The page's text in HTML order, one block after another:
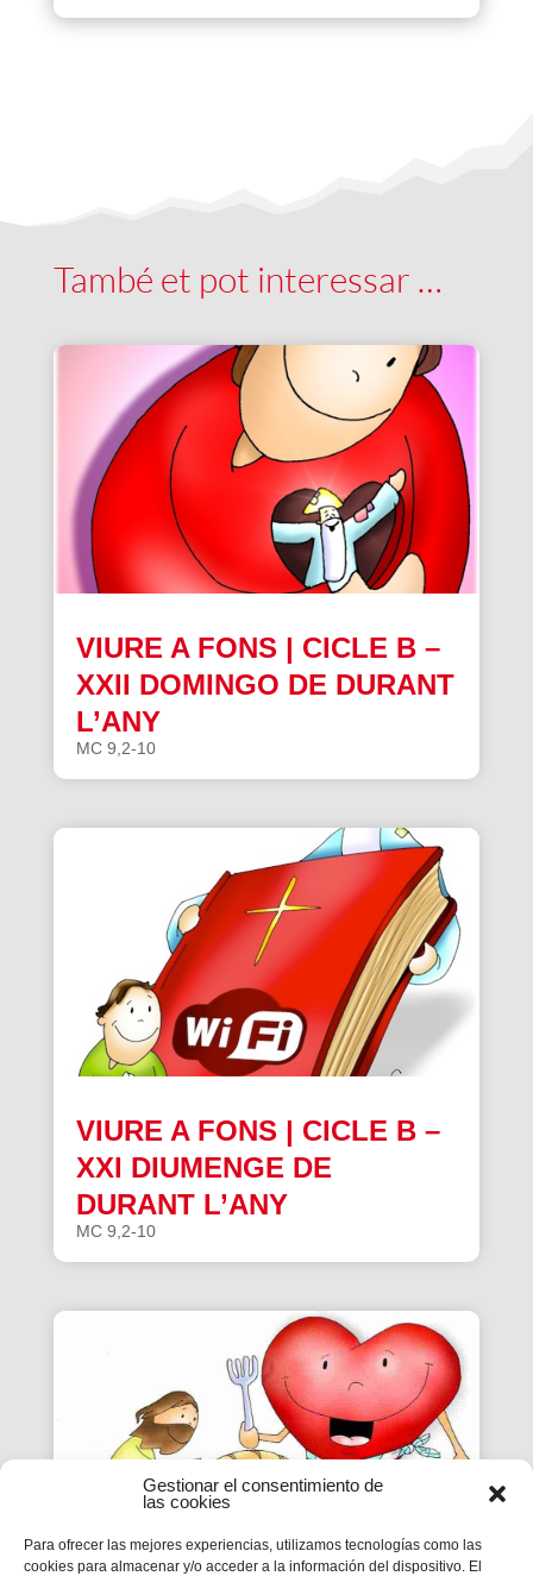
Gestionar el consentimiento de
las cookies
Para ofrecer las mejores experiencias, utilizamos tecnologías como las
cookies para almacenar y/o acceder a la información del dispositivo. El
També et pot interessar …
VIURE A FONS | CICLE B –
XXII DOMINGO DE DURANT
L’ANY
MC 9,2-10
VIURE A FONS | CICLE B –
XXI DIUMENGE DE
DURANT L’ANY
MC 9,2-10